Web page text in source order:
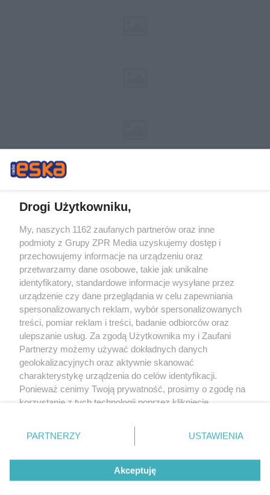
Żaden utwór zamieszczony w serwisie nie może być powielany i
rozpowszechniany lub dalej rozpowszechniany w jakikolwiek sposób (w
tym także elektroniczny lub mechaniczny) na jakimkolwiek polu
eksploatacji w jakiejkolwiek formie, włącznie z umieszczaniem w Internecie
bez pisemnej zgody właściciela praw. Jakiekolwiek użycie lub
wykorzystanie utworów w całości lub w części z naruszeniem prawa, tzn.
bez właściwej zgody, jest zabronione pod groźbą kary i może być ścigane
prawnie.
O nas
Drogi Użytkowniku,
My, naszych 1162 zaufanych partnerów oraz inne
podmioty z Grupy ZPR Media uzyskujemy dostęp i
przechowujemy informacje na urządzeniu oraz
przetwarzamy dane osobowe, takie jak unikalne
identyfikatory, standardowe informacje wysyłane przez
urządzenie czy dane przeglądania w celu zapewniania
spersonalizowanych reklam, wybór spersonalizowanych
treści, pomiar reklam i treści, badanie odbiorców oraz
ulepszanie usług. Za zgodą Użytkownika my i Zaufani
Partnerzy możemy używać dokładnych danych
geolokalizacyjnych oraz aktywnie skanować
charakterystykę urządzenia do celów identyfikacji.
Ponieważ cenimy Twoją prywatność, prosimy o zgodę na
korzystanie z tych technologii poprzez kliknięcie
zmienić/wycofać klikając przycisk ustawień prywatności
znajdujący się w lewym dolnym rogu strony
rodzaje przetwarzania danych nie wymagają zgody
użytkownika, ale masz prawo sprzeciwić się takiemu
przetwarzaniu. Preferencje będą miały zastosowanie tylko
PARTNERZY USTAWIENIA
Akceptuję